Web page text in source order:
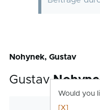
Nohynek, Gustav
Gustav
Would you
[X]